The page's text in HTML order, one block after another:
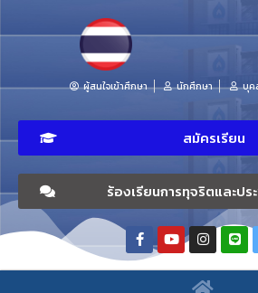
ผู้สนใจเข้าศึกษา นักศึกษา บุค
สมัครเรียน
ร้องเรียนการทุจริตและป